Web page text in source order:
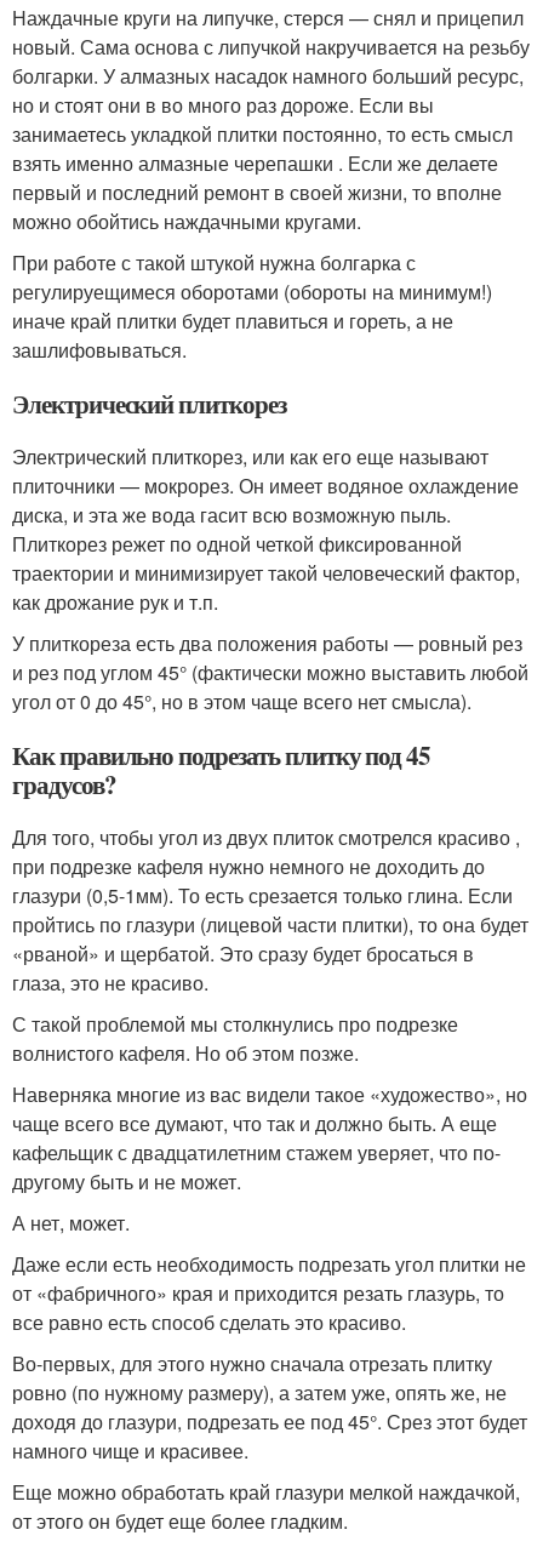
Наждачные круги на липучке, стерся — снял и прицепил
новый. Сама основа с липучкой накручивается на резьбу
болгарки. У алмазных насадок намного больший ресурс,
но и стоят они в во много раз дороже. Если вы
занимаетесь укладкой плитки постоянно, то есть смысл
взять именно алмазные черепашки . Если же делаете
первый и последний ремонт в своей жизни, то вполне
можно обойтись наждачными кругами.
При работе с такой штукой нужна болгарка с
регулируещимеся оборотами (обороты на минимум!)
иначе край плитки будет плавиться и гореть, а не
зашлифовываться.
Электрический плиткорез
Электрический плиткорез, или как его еще называют
плиточники — мокрорез. Он имеет водяное охлаждение
диска, и эта же вода гасит всю возможную пыль.
Плиткорез режет по одной четкой фиксированной
траектории и минимизирует такой человеческий фактор,
как дрожание рук и т.п.
У плиткореза есть два положения работы — ровный рез
и рез под углом 45° (фактически можно выставить любой
угол от 0 до 45°, но в этом чаще всего нет смысла).
Как правильно подрезать плитку под 45
градусов?
Для того, чтобы угол из двух плиток смотрелся красиво ,
при подрезке кафеля нужно немного не доходить до
глазури (0,5-1мм). То есть срезается только глина. Если
пройтись по глазури (лицевой части плитки), то она будет
«рваной» и щербатой. Это сразу будет бросаться в
глаза, это не красиво.
С такой проблемой мы столкнулись про подрезке
волнистого кафеля. Но об этом позже.
Наверняка многие из вас видели такое «художество», но
чаще всего все думают, что так и должно быть. А еще
кафельщик с двадцатилетним стажем уверяет, что по-
другому быть и не может.
А нет, может.
Даже если есть необходимость подрезать угол плитки не
от «фабричного» края и приходится резать глазурь, то
все равно есть способ сделать это красиво.
Во-первых, для этого нужно сначала отрезать плитку
ровно (по нужному размеру), а затем уже, опять же, не
доходя до глазури, подрезать ее под 45°. Срез этот будет
намного чище и красивее.
Еще можно обработать край глазури мелкой наждачкой,
от этого он будет еще более гладким.